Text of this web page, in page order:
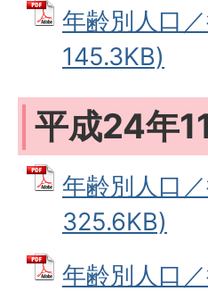
年齢別人口
145.3KB)
平成24年
年齢別人口
325.6KB)
年齢別人口